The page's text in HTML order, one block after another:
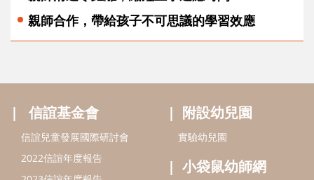
親師合作，帶給孩子不可思議的學習效應
信誼基金會
信誼兒童發展國際研討會
2022信誼年度報告
附設幼兒園
實驗幼兒園
小袋鼠幼師網